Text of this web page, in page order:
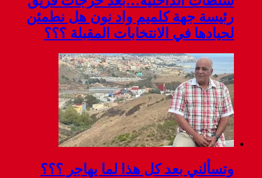
رئيسة جهة كلميم واد نون هل نطمئن
لحيادها في الانتخابات المقبلة ؟؟؟
وتسألني بعد كل هذا لما يهاجر ؟؟؟